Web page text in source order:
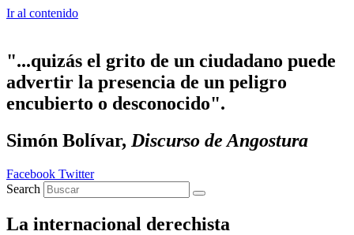
Ir al contenido
"...quizás el grito de un ciudadano puede
advertir la presencia de un peligro
encubierto o desconocido".
Simón Bolívar, Discurso de Angostura
Facebook Twitter
Search
La internacional derechista